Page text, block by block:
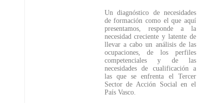
Un diagnóstico de necesidades
de formación como el que aquí
presentamos, responde a la
necesidad creciente y latente de
llevar a cabo un análisis de las
ocupaciones, de los perfiles
competenciales y de las
necesidades de cualificación a
las que se enfrenta el Tercer
Sector de Acción Social en el
País Vasco.